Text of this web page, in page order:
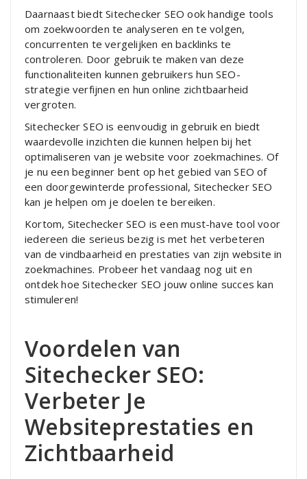
Daarnaast biedt Sitechecker SEO ook handige tools
om zoekwoorden te analyseren en te volgen,
concurrenten te vergelijken en backlinks te
controleren. Door gebruik te maken van deze
functionaliteiten kunnen gebruikers hun SEO-
strategie verfijnen en hun online zichtbaarheid
vergroten.
Sitechecker SEO is eenvoudig in gebruik en biedt
waardevolle inzichten die kunnen helpen bij het
optimaliseren van je website voor zoekmachines. Of
je nu een beginner bent op het gebied van SEO of
een doorgewinterde professional, Sitechecker SEO
kan je helpen om je doelen te bereiken.
Kortom, Sitechecker SEO is een must-have tool voor
iedereen die serieus bezig is met het verbeteren
van de vindbaarheid en prestaties van zijn website in
zoekmachines. Probeer het vandaag nog uit en
ontdek hoe Sitechecker SEO jouw online succes kan
stimuleren!
Voordelen van
Sitechecker SEO:
Verbeter Je
Websiteprestaties en
Zichtbaarheid